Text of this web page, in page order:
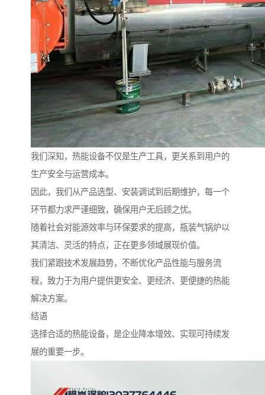
我们深知，热能设备不仅是生产工具，更关系到用户的
生产安全与运营成本。
因此，我们从产品选型、安装调试到后期维护，每一个
环节都力求严谨细致，确保用户无后顾之忧。
随着社会对能源效率与环保要求的提高，瓶装气锅炉以
其清洁、灵活的特点，正在更多领域展现价值。
我们紧跟技术发展趋势，不断优化产品性能与服务流
程，致力于为用户提供更安全、更经济、更便捷的热能
解决方案。
结语
选择合适的热能设备，是企业降本增效、实现可持续发
展的重要一步。